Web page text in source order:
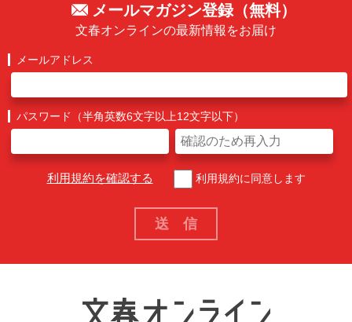
メールマガジン登録（無料）
文春オンラインの最新情報をお届け
メールアドレス
パスワード（半角英数6文字以上12文字以下）
利用規約を確認する 利用規約に同意します